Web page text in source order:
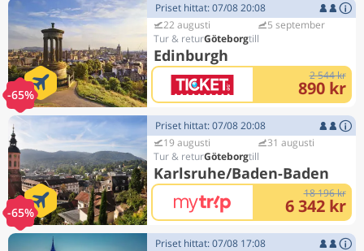
-65%
Priset hittat: 07/08 20:08
22 augusti
Göteborg
Edinburgh
5 september
2 544 kr
890 kr
-65%
Priset hittat: 07/08 20:08
19 augusti
Göteborg
Karlsruhe/Baden-Baden
31 augusti
18 196 kr
6 342 kr
Priset hittat: 07/08 17:08